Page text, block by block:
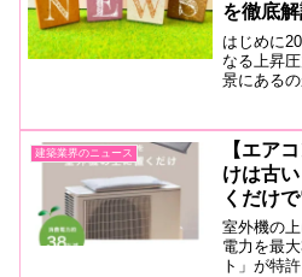
を徹底
はじめに
なる上昇
景にある
響を与え
高騰が住
建築業界のニュース
【エア
けは古
くだけ
減？
室外機の
電力を最
ト」が特